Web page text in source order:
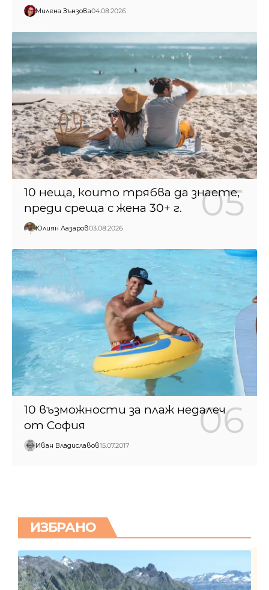
Милена Зънзова04.08.2026
10 неща, които трябва да знаете,
преди среща с жена 30+ г.
Юлиян Лазаров03.08.2026
10 възможности за плаж недалеч
от София
Иван Владиславов15.07.2017
ИЗБРАНО